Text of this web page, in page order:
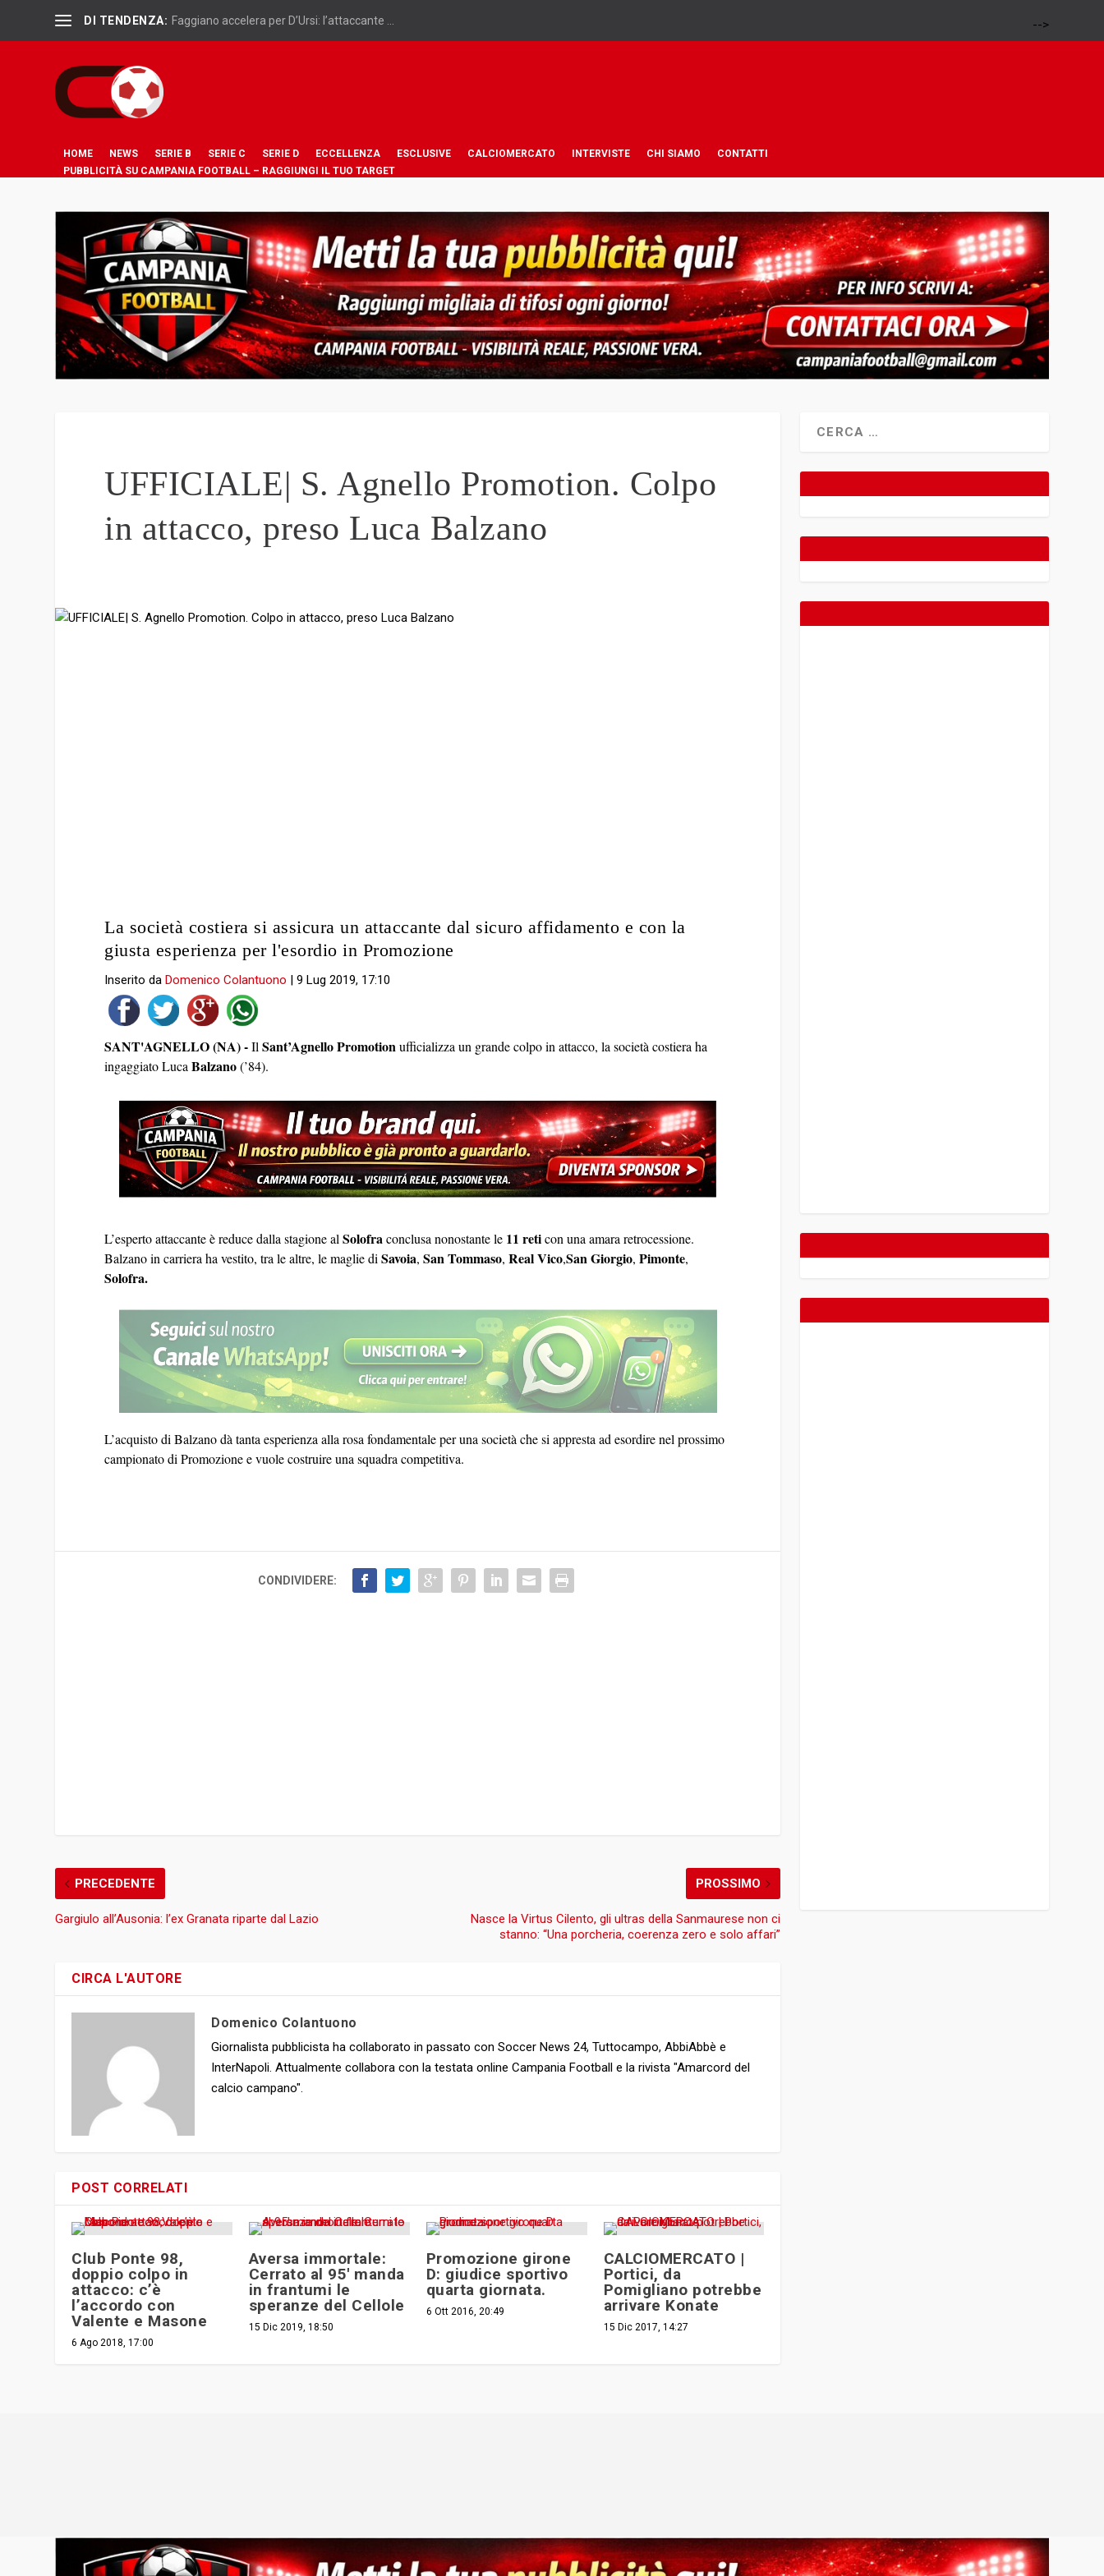
DI TENDENZA: Faggiano accelera per D’Ursi: l’attaccante ... -->
HOME NEWS SERIE B SERIE C SERIE D ECCELLENZA ESCLUSIVE CALCIOMERCATO INTERVISTE CHI SIAMO
CONTATTI
PUBBLICITÀ SU CAMPANIA FOOTBALL – RAGGIUNGI IL TUO TARGET
UFFICIALE| S. Agnello Promotion. Colpo
in attacco, preso Luca Balzano
La società costiera si assicura un attaccante dal sicuro affidamento e con la
giusta esperienza per l'esordio in Promozione
Inserito daDomenico Colantuono |9 Lug 2019, 17:10
SANT'AGNELLO (NA) -IlSant’Agnello Promotionufficializza un grande colpo in attacco, la società costiera ha
ingaggiato LucaBalzano(’84).
L’esperto attaccante è reduce dalla stagione alSolofraconclusa nonostante le 11 reticon una amara retrocessione.
Balzano in carriera ha vestito, tra le altre, le maglie diSavoia,San Tommaso,Real Vico,San Giorgio, Pimonte,
Solofra.
L’acquisto di Balzano dà tanta esperienza alla rosa fondamentale per una società che si appresta ad esordire nel prossimo
campionato di Promozione e vuole costruire una squadra competitiva.
CONDIVIDERE:
PRECEDENTE
Gargiulo all’Ausonia: l’ex Granata riparte dal Lazio
PROSSIMO
Nasce la Virtus Cilento, gli ultras della Sanmaurese non ci
stanno: “Una porcheria, coerenza zero e solo affari”
CIRCA L'AUTORE
Domenico Colantuono
Giornalista pubblicista ha collaborato in passato con Soccer News 24, Tuttocampo, AbbiAbbè e
InterNapoli. Attualmente collabora con la testata online Campania Football e la rivista "Amarcord del
calcio campano".
POST CORRELATI
Club Ponte 98,
doppio colpo in
attacco: c’è
l’accordo con
Valente e Masone
6 Ago 2018, 17:00
Aversa immortale:
Cerrato al 95′ manda
in frantumi le
speranze del Cellole
15 Dic 2019, 18:50
Promozione girone
D: giudice sportivo
quarta giornata.
6 Ott 2016, 20:49
CALCIOMERCATO |
Portici, da
Pomigliano potrebbe
arrivare Konate
15 Dic 2017, 14:27